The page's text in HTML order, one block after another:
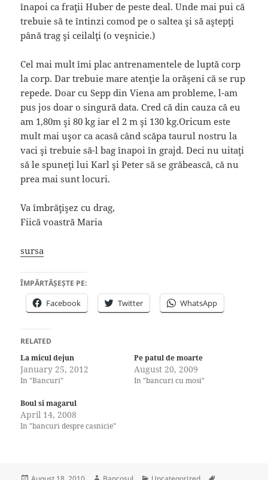
înapoi ca fraţii Huber de peste deal. Unde mai pui că
trebuie să te întinzi comod pe o saltea şi să aştepţi
până trag şi ceilalţi (o veşnicie.)
Cel mai mult îmi plac antrenamentele de luptă corp
la corp. Dar trebuie mare atenţie la orăşeni că se rup
repede. Doar cu Sepp din Viena am probleme, l-am
pus jos doar o singură data. Cred că din cauza că eu
am 1,80m şi 80 kg iar el 2 m şi 130 kg.Oricum este
mult mai uşor ca acasă când scăpa taurul nostru la
vaci şi trebuie să-l bag înapoi în grajd. Deci nu uitaţi
să le spuneţi lui Karl şi Peter să se grăbească, că nu
prea mai sunt locuri.
Va îmbrăţişez cu drag,
Fiică voastră Maria
sursa
ÎMPĂRTĂȘEȘTE PE:
Facebook Twitter WhatsApp
RELATED
La micul dejun
January 25, 2012
In "Bancuri"
Pe patul de moarte
August 20, 2009
In "bancuri cu mosi"
Boul si magarul
April 14, 2008
In "bancuri despre casnicie"